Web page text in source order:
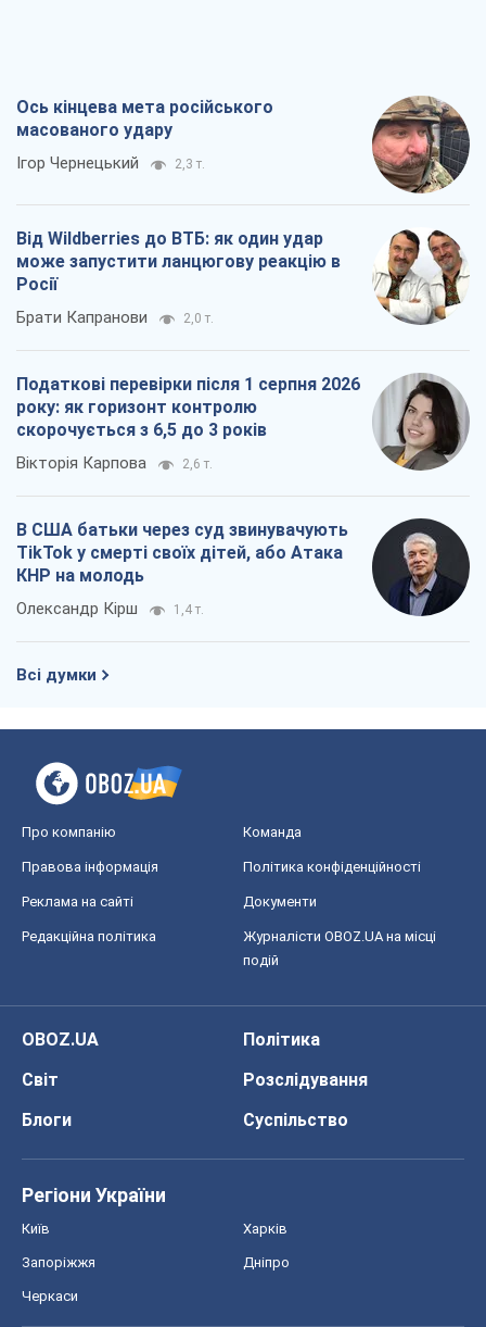
Ось кінцева мета російського
масованого удару
Ігор Чернецький 2,3 т.
Від Wildberries до ВТБ: як один удар
може запустити ланцюгову реакцію в
Росії
Брати Капранови 2,0 т.
Податкові перевірки після 1 серпня 2026
року: як горизонт контролю
скорочується з 6,5 до 3 років
Вікторія Карпова 2,6 т.
В США батьки через суд звинувачують
TikTok у смерті своїх дітей, або Атака
КНР на молодь
Олександр Кірш 1,4 т.
Всі думки
Про компанію Команда
Правова інформація Політика конфіденційності
Реклама на сайті Документи
Редакційна політика
Журналісти OBOZ.UA на місці
подій
OBOZ.UA
Політика
Світ
Розслідування
Блоги
Суспільство
Регіони України
Київ Харків
Запоріжжя Дніпро
Черкаси